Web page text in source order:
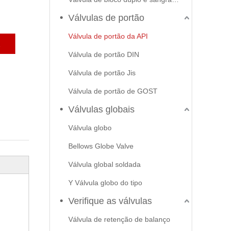
Válvulas de portão
Válvula de portão da API
Válvula de portão DIN
Válvula de portão Jis
Válvula de portão de GOST
Válvulas globais
Válvula globo
Bellows Globe Valve
Válvula global soldada
Y Válvula globo do tipo
Verifique as válvulas
Válvula de retenção de balanço